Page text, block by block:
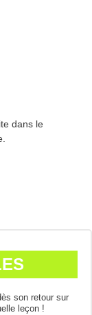
dans le
son retour sur
leçon !